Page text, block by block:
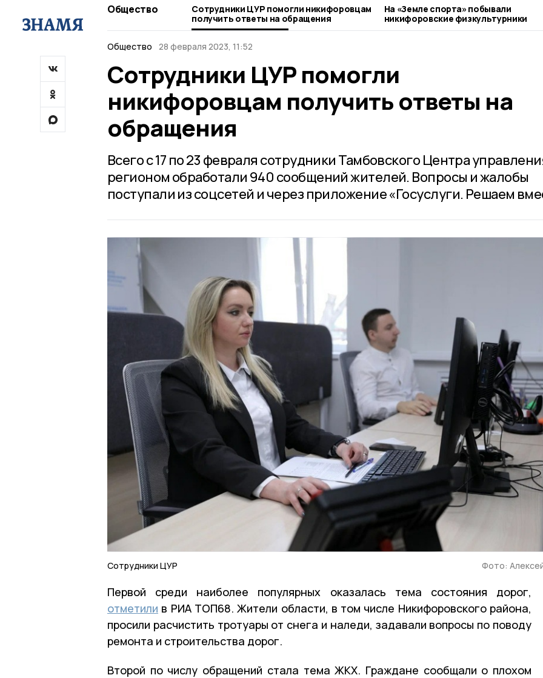
Общество
Сотрудники ЦУР помогли никифоровцам
получить ответы на обращения
На «Земле спорта» побывали
никифоровские физкультурники
Общество 28 февраля 2023, 11:52
Сотрудники ЦУР помогли
никифоровцам получить ответы на
обращения
Всего с 17 по 23 февраля сотрудники Тамбовского Центра
регионом обработали 940 сообщений жителей. Вопросы и жалобы
поступали из соцсетей и через приложение «Госуслуги. Решаем
Сотрудники ЦУР Фото:
Первой среди наиболее популярных оказалась тема состояния дорог,
отметили в РИА ТОП68. Жители области, в том числе Никифоровского района,
просили расчистить тротуары от снега и наледи, задавали вопросы по поводу
ремонта и строительства дорог.
Второй по числу обращений стала тема ЖКХ. Граждане сообщали о плохом